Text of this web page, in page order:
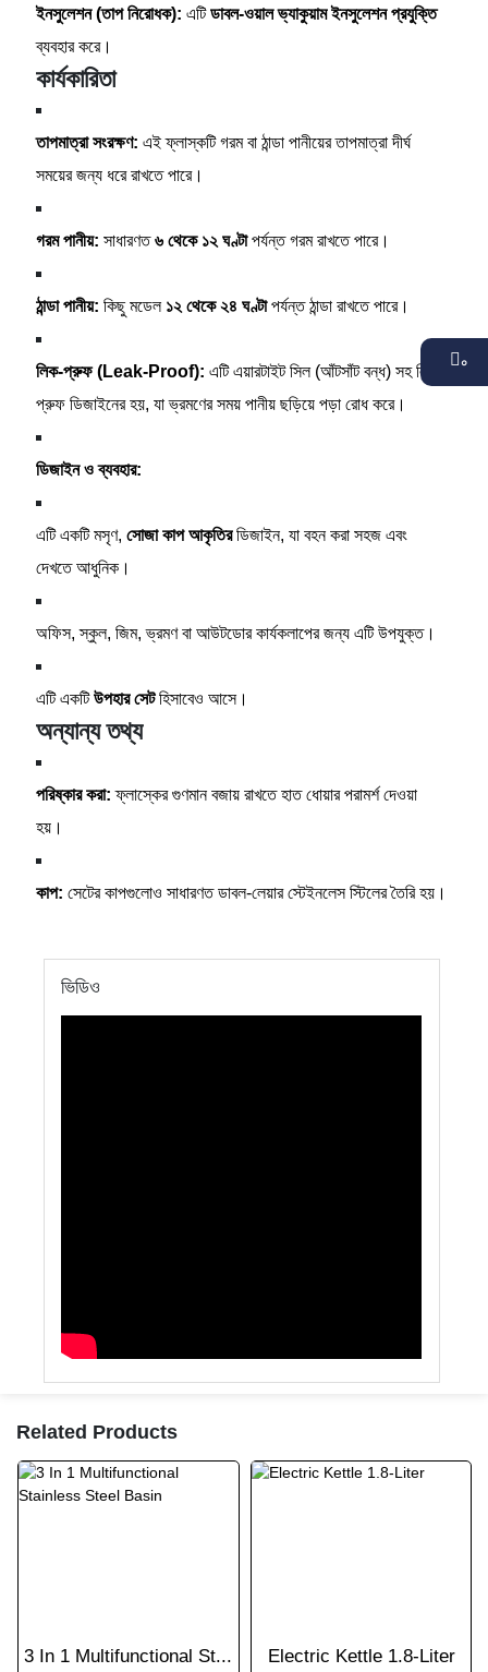
ইনসুলেশন (তাপ নিরোধক): এটিডাবল-ওয়াল ভ্যাকুয়াম ইনসুলেশন প্রযুক্তি
ব্যবহার করে।
কার্যকারিতা
তাপমাত্রা সংরক্ষণ: এই ফ্লাস্কটি গরম বা ঠান্ডা পানীয়ের তাপমাত্রা দীর্ঘ
সময়ের জন্য ধরে রাখতে পারে।
গরম পানীয়: সাধারণত৬ থেকে ১২ ঘণ্টাপর্যন্ত গরম রাখতে পারে।
ঠান্ডা পানীয়: কিছু মডেল ১২ থেকে ২৪ ঘণ্টাপর্যন্ত ঠান্ডা রাখতে পারে।
লিক-প্রুফ (Leak-Proof): এটি এয়ারটাইট সিল (আঁটসাঁট বন্ধ) সহ লিক-
প্রুফ ডিজাইনের হয়, যা ভ্রমণের সময় পানীয় ছড়িয়ে পড়া রোধ করে।
ডিজাইন ও ব্যবহার:
এটি একটি মসৃণ,সোজা কাপ আকৃতিরডিজাইন, যা বহন করা সহজ এবং
দেখতে আধুনিক।
অফিস, স্কুল, জিম, ভ্রমণ বা আউটডোর কার্যকলাপের জন্য এটি উপযুক্ত।
এটি একটিউপহার সেটহিসাবেও আসে।
অন্যান্য তথ্য
পরিষ্কার করা: ফ্লাস্কের গুণমান বজায় রাখতে হাত ধোয়ার পরামর্শ দেওয়া
হয়।
কাপ: সেটের কাপগুলোও সাধারণত ডাবল-লেয়ার স্টেইনলেস স্টিলের তৈরি হয়।
ভিডিও
Related Products
3 In 1 Multifunctional St... Electric Kettle 1.8-Liter
০